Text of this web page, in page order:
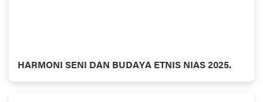
HARMONI SENI DAN BUDAYA ETNIS NIAS 2025.